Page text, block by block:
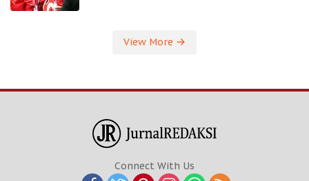
View More
Connect With Us